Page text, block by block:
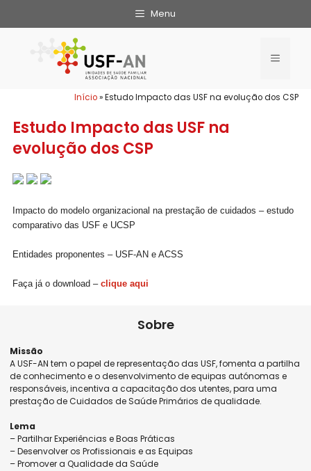
Menu
Início»Estudo Impacto das USF na evolução dos CSP
Estudo Impacto das USF na
evolução dos CSP
Impacto do modelo organizacional na prestação de cuidados – estudo
comparativo das USF e UCSP
Entidades proponentes – USF-AN e ACSS
Faça já o download – clique aqui
Sobre
Missão
A USF-AN tem o papel de representação das USF, fomenta a partilha
de conhecimento e o desenvolvimento de equipas autónomas e
responsáveis, incentiva a capacitação dos utentes, para uma
prestação de Cuidados de Saúde Primários de qualidade.
Lema
– Partilhar Experiências e Boas Práticas
– Desenvolver os Profissionais e as Equipas
– Promover a Qualidade da Saúde